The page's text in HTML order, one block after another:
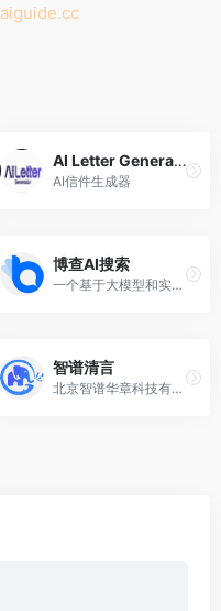
aiguide.cc
AI Letter Generator
AI信件生成器
博查AI搜索
一个基于大模型和实时搜索技术的答案引擎
智谱清言
北京智谱华章科技有限公司推出的一款生成式AI助手